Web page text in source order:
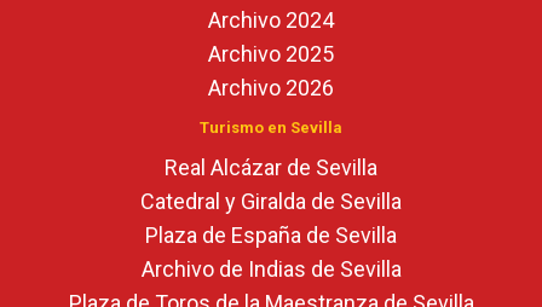
Archivo 2024
Archivo 2025
Archivo 2026
Turismo en Sevilla
Real Alcázar de Sevilla
Catedral y Giralda de Sevilla
Plaza de España de Sevilla
Archivo de Indias de Sevilla